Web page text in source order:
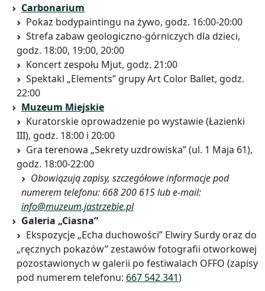
Carbonarium
Pokaz bodypaintingu na żywo, godz. 16:00-20:00
Strefa zabaw geologiczno-górniczych dla dzieci,
godz. 18:00, 19:00, 20:00
Koncert zespołu Mjut, godz. 21:00
Spektakl „Elements” grupy Art Color Ballet, godz.
22:00
Muzeum Miejskie
Kuratorskie oprowadzenie po wystawie (Łazienki
III), godz. 18:00 i 20:00
Gra terenowa „Sekrety uzdrowiska” (ul. 1 Maja 61),
godz. 18:00-22:00
Obowiązują zapisy, szczegółowe informacje pod
numerem telefonu: 668 200 615 lub e-mail:
info@muzeum.jastrzebie.pl
Galeria „Ciasna”
Ekspozycje „Echa duchowości” Elwiry Surdy oraz do
„ręcznych pokazów” zestawów fotografii otworkowej
pozostawionych w galerii po festiwalach OFFO (zapisy
pod numerem telefonu: 667 542 341)